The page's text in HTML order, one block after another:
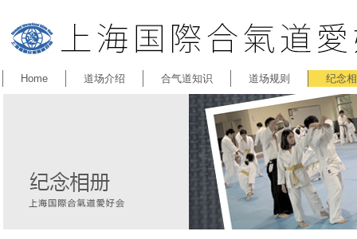
Home 道场介绍 合气道知识 道场规则 纪念